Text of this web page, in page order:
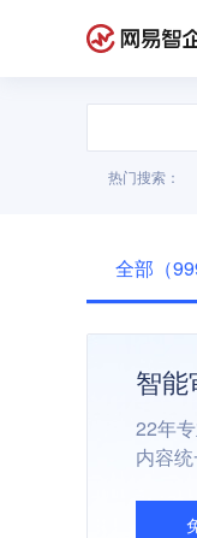
热门搜索：
全部（
智能
22年
内容